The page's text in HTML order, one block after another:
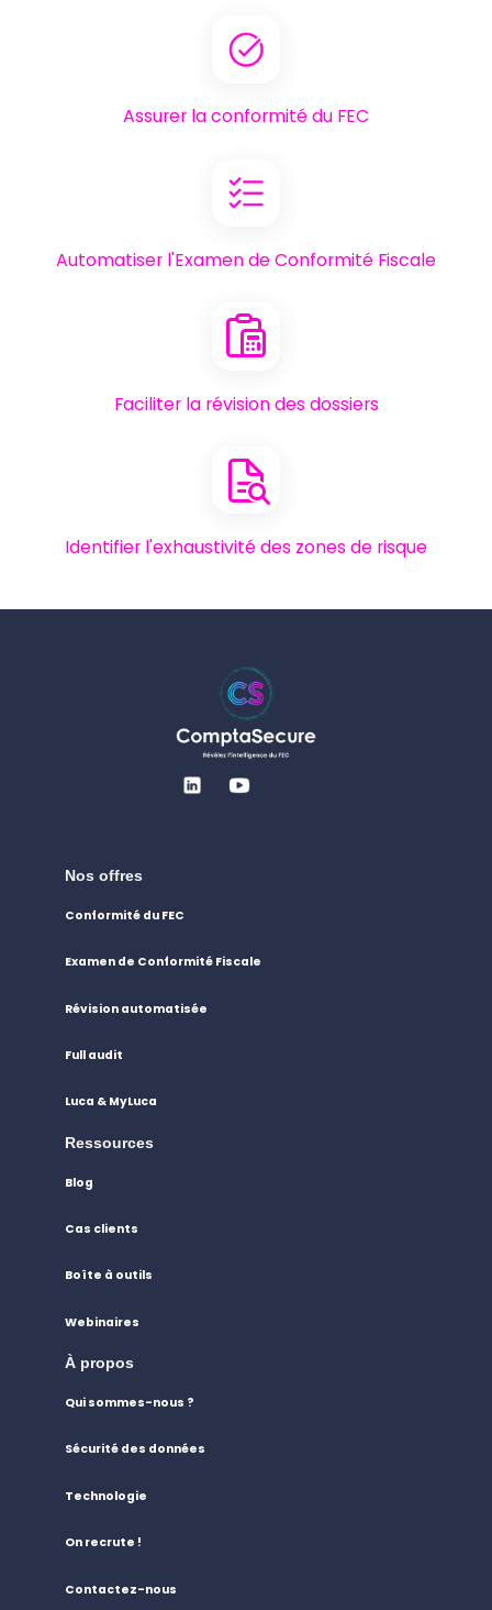
Assurer la conformité du FEC
Automatiser l'Examen de Conformité Fiscale
Faciliter la révision des dossiers
Identifier l'exhaustivité des zones de risque
Nos offres
Conformité du FEC
Examen de Conformité Fiscale
Révision automatisée
Full audit
Luca & MyLuca
Ressources
Blog
Cas clients
Boîte à outils
Webinaires
À propos
Qui sommes-nous ?
Sécurité des données
Technologie
On recrute !
Contactez-nous